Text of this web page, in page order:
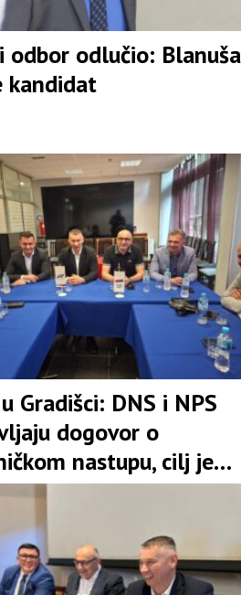
odbor odlučio: Blanuša
kandidat
Gradišci: DNS i NPS
dogovor o
nastupu, cilj je
pozicija u koaliciji